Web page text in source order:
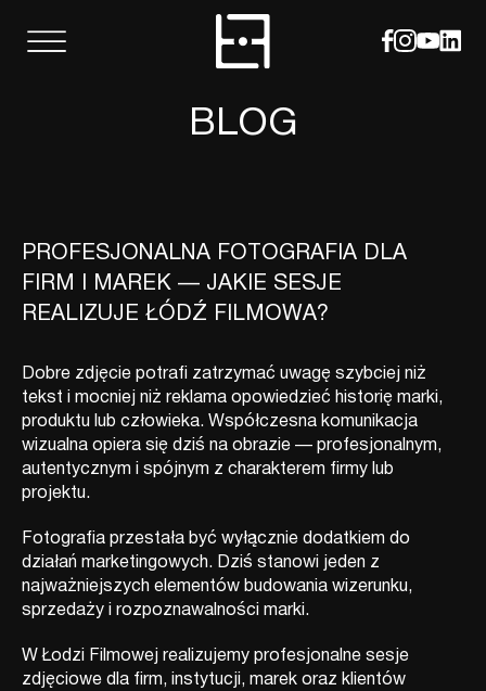
BLOG
PROFESJONALNA FOTOGRAFIA DLA
FIRM I MAREK — JAKIE SESJE
REALIZUJE ŁÓDŹ FILMOWA?
Dobre zdjęcie potrafi zatrzymać uwagę szybciej niż
tekst i mocniej niż reklama opowiedzieć historię marki,
produktu lub człowieka. Współczesna komunikacja
wizualna opiera się dziś na obrazie — profesjonalnym,
autentycznym i spójnym z charakterem firmy lub
projektu.
Fotografia przestała być wyłącznie dodatkiem do
działań marketingowych. Dziś stanowi jeden z
najważniejszych elementów budowania wizerunku,
sprzedaży i rozpoznawalności marki.
W Łodzi Filmowej realizujemy profesjonalne sesje
zdjęciowe dla firm, instytucji, marek oraz klientów